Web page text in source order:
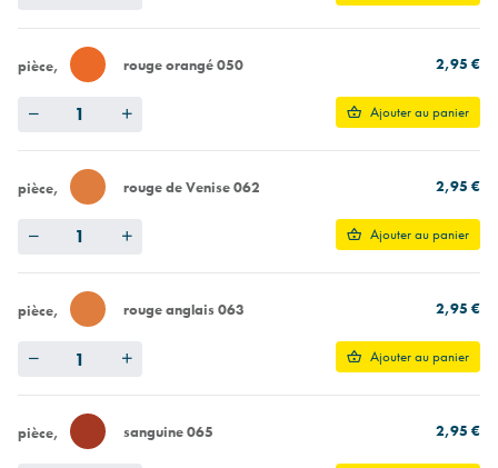
pièce rouge orangé 050 2,95 €
Ajouter au panier
pièce rouge de Venise 062 2,95 €
Ajouter au panier
pièce rouge anglais 063 2,95 €
Ajouter au panier
pièce sanguine 065 2,95 €